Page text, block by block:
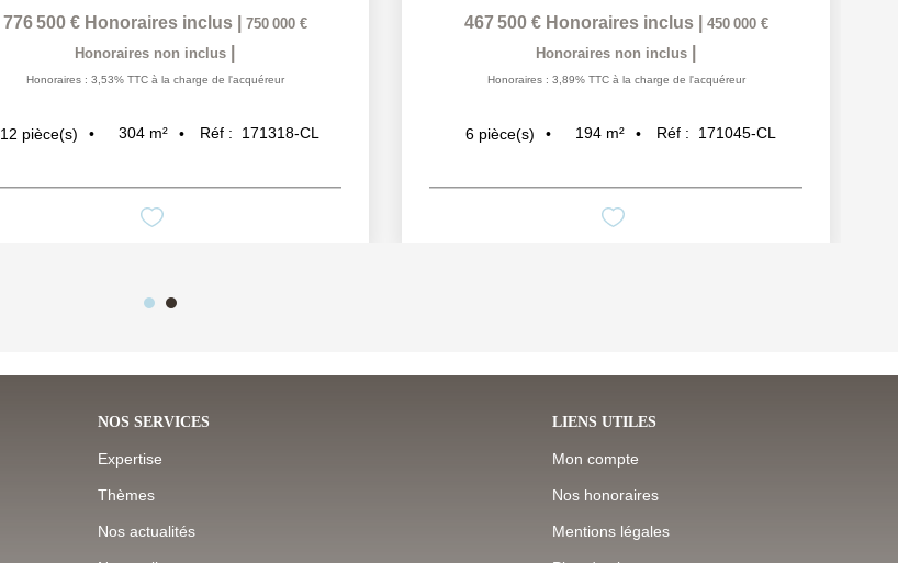
776 500 € Honoraires inclus
750 000 €
Honoraires non inclus
Honoraires : 3,53% TTC à la charge de l'acquéreur
12 pièce(s) 304 m² Réf : 171318-CL
467 500 € Honoraires inclus
450 000 €
Honoraires non inclus
Honoraires : 3,89% TTC à la charge de l'acquéreur
6 pièce(s) 194 m² Réf : 171045-CL
NOS SERVICES
Expertise
Thèmes
Nos actualités
LIENS UTILES
Mon compte
Nos honoraires
Mentions légales